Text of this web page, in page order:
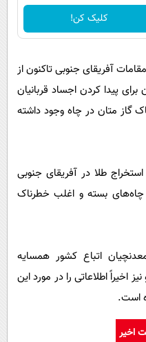
کلیک کن!
آفریقای جنوبی تاکنون از
پیدا کردن اجساد قربانیان
گاز متان در چاه وجود داشته
طلا در آفریقای جنوبی
بسته و اغلب خطرناک
اتباع کشور همسایه
اخیراً اطلاعاتی را در مورد این
است.
اخیر